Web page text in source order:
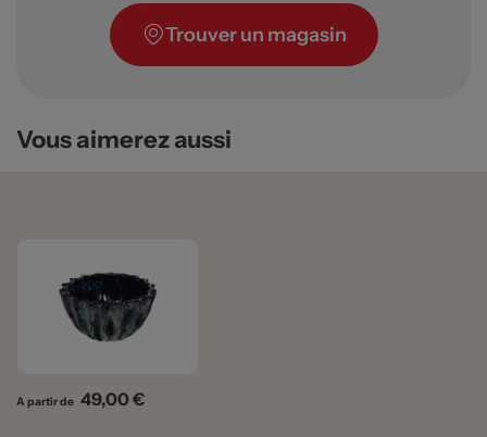
Trouver un magasin
Vous aimerez aussi
A partir de Prix
49,00 €